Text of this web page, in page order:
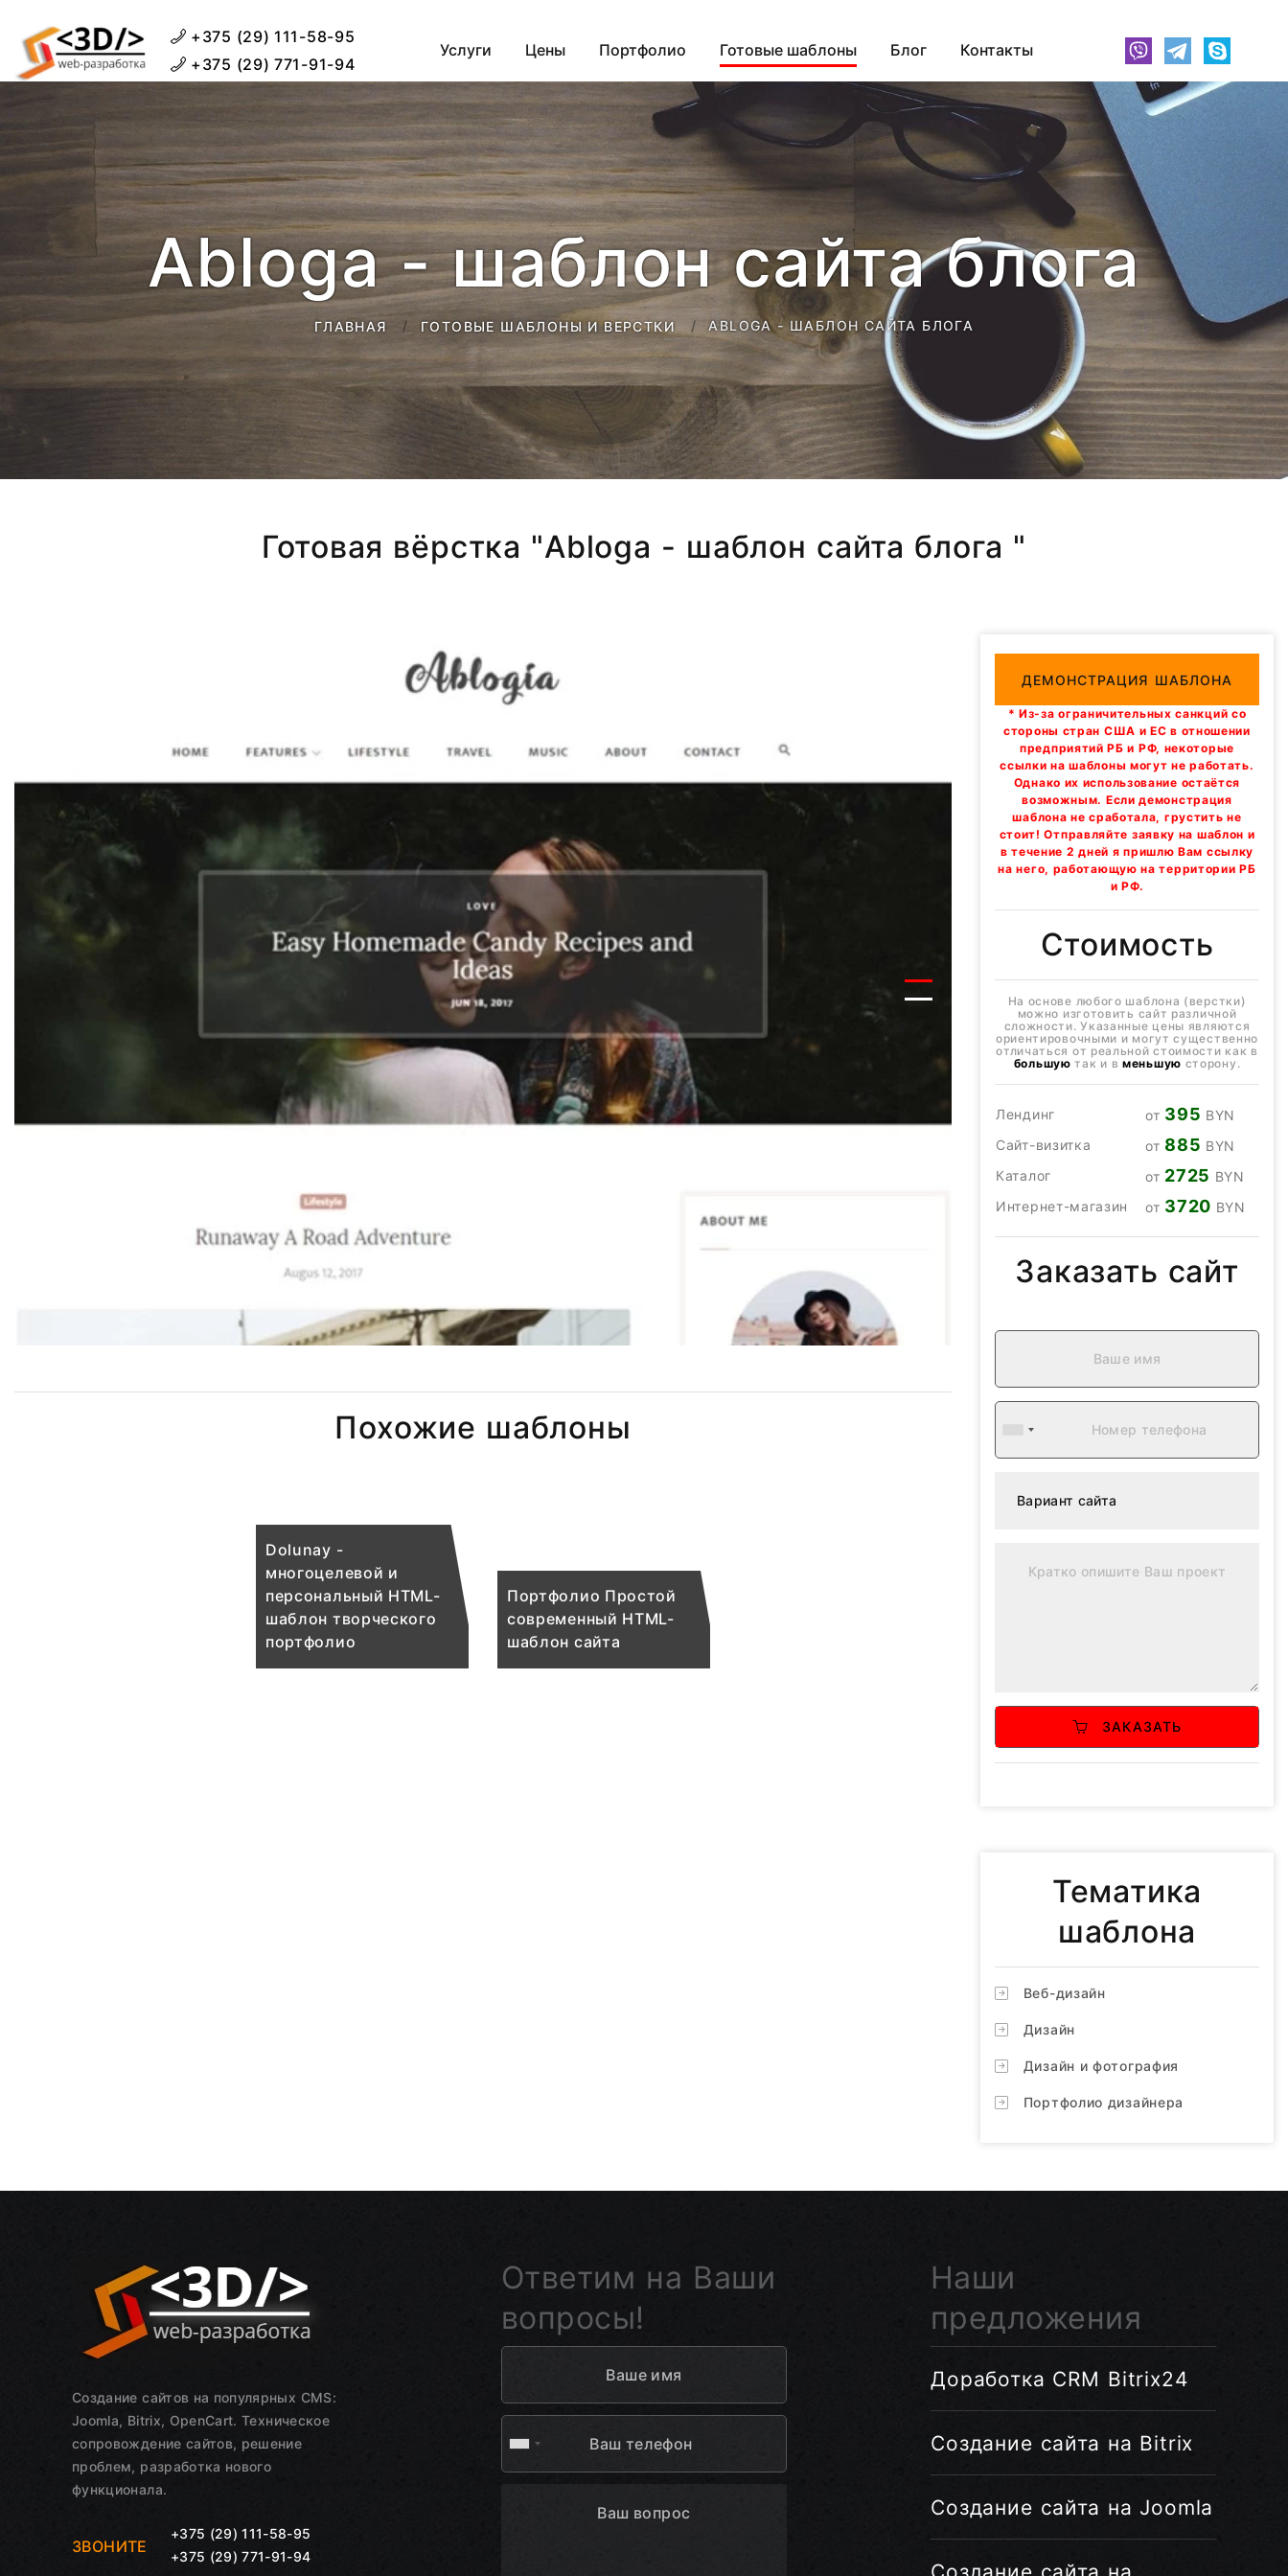
+375 (29) 111-58-95
+375 (29) 771-91-94
Услуги Цены Портфолио Готовые шаблоны Блог Контакты
Abloga - шаблон сайта блога
ГЛАВНАЯ ГОТОВЫЕ ШАБЛОНЫ И ВЕРСТКИ ABLOGA - ШАБЛОН САЙТА БЛОГА
Готовая вёрстка "Abloga - шаблон сайта блога "
Похожие шаблоны
Dolunay -
многоцелевой и
персональный HTML-
шаблон творческого
портфолио
Портфолио Простой
современный HTML-
шаблон сайта
ДЕМОНСТРАЦИЯ ШАБЛОНА
* Из-за ограничительных санкций со
стороны стран США и ЕС в отношении
предприятий РБ и РФ, некоторые
ссылки на шаблоны могут не работать.
Однако их использование остаётся
возможным. Если демонстрация
шаблона не сработала, грустить не
стоит! Отправляйте заявку на шаблон и
в течение 2 дней я пришлю Вам ссылку
на него, работающую на территории РБ
и РФ.
Стоимость
На основе любого шаблона (верстки)
можно изготовить сайт различной
сложности. Указанные цены являются
ориентировочными и могут существенно
отличаться от реальной стоимости как в
большую так и в меньшую сторону.
Лендинг от 395 BYN
Сайт-визитка
от 885 BYN
Каталог
от 2725 BYN
Интернет-магазин
от 3720 BYN
Заказать сайт
ЗАКАЗАТЬ
Тематика
шаблона
Веб-дизайн
Дизайн
Дизайн и фотография
Портфолио дизайнера
Создание сайтов на популярных CMS:
Joomla, Bitrix, OpenCart. Техническое
сопровождение сайтов, решение
проблем, разработка нового
функционала.
ЗВОНИТЕ
+375 (29) 111-58-95
+375 (29) 771-91-94
Ответим на Ваши
вопросы!
Наши
предложения
Доработка CRM Bitrix24
Создание сайта на Bitrix
Создание сайта на Joomla